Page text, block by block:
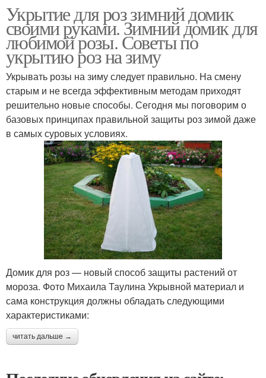
Укрытие для роз зимний домик
своими руками. Зимний домик для
любимой розы. Советы по
укрытию роз на зиму
Укрывать розы на зиму следует правильно. На смену
старым и не всегда эффективным методам приходят
решительно новые способы. Сегодня мы поговорим о
базовых принципах правильной защиты роз зимой даже
в самых суровых условиях.
Домик для роз — новый способ защиты растений от
мороза. Фото Михаила Таулина Укрывной материал и
сама конструкция должны обладать следующими
характеристиками:
читать дальше →